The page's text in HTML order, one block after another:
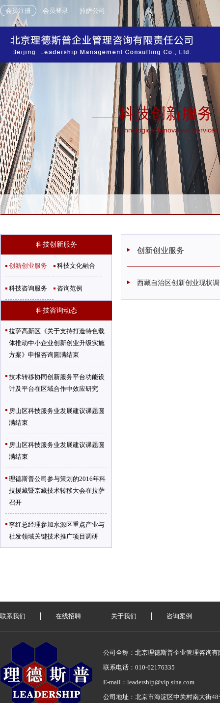
会员注册 会员登录 拉萨公司
科技创新服务
Technological Innovation Services
科技创新服务
创新创业服务 科技文化融合
科技咨询服务 咨询范例
科技咨询动态
拉萨高新区《关于支持打造特色载
体推动中小企业创新创业升级实施
方案》申报咨询圆满结束
技术转移协同创新服务平台功能设
计及平台在区域合作中效应研究
房山区科技服务业发展建议课题圆
满结束
房山区科技服务业发展建议课题圆
满结束
理德斯普公司参与策划的2016年科
技援藏暨京藏技术转移大会在拉萨
召开
李红总经理参加水源区重点产业与
社发领域关键技术推广项目调研
创新创业服务
西藏自治区创新创业现状
联系我们 在线招聘 关于我们 咨询案例
公司全称：北京理德斯普企业管理咨询有
联系电话：010-62176335
E-mail：leadership@vip.sina.com
公司地址：北京市海淀区中关村南大街